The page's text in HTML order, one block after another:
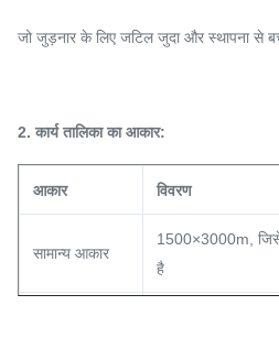
जो जुड़नार के लिए जटिल जुदा और स्थापना से
2. कार्य तालिका का आकार:
आकार विवरण
सामान्य आकार
1500×3000m, जिसे
है